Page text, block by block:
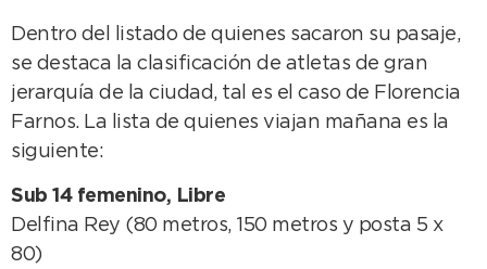
Dentro del listado de quienes sacaron su pasaje,
se destaca la clasificación de atletas de gran
jerarquía de la ciudad, tal es el caso de Florencia
Farnos. La lista de quienes viajan mañana es la
siguiente:
Sub 14 femenino, Libre
Delfina Rey (80 metros, 150 metros y posta 5 x
80)